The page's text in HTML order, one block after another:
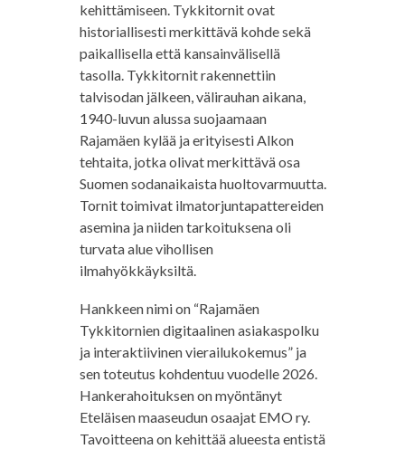
kehittämiseen. Tykkitornit ovat
historiallisesti merkittävä kohde sekä
paikallisella että kansainvälisellä
tasolla. Tykkitornit rakennettiin
talvisodan jälkeen, välirauhan aikana,
1940-luvun alussa suojaamaan
Rajamäen kylää ja erityisesti Alkon
tehtaita, jotka olivat merkittävä osa
Suomen sodanaikaista huoltovarmuutta.
Tornit toimivat ilmatorjuntapattereiden
asemina ja niiden tarkoituksena oli
turvata alue vihollisen
ilmahyökkäyksiltä.
Hankkeen nimi on “Rajamäen
Tykkitornien digitaalinen asiakaspolku
ja interaktiivinen vierailukokemus” ja
sen toteutus kohdentuu vuodelle 2026.
Hankerahoituksen on myöntänyt
Eteläisen maaseudun osaajat EMO ry.
Tavoitteena on kehittää alueesta entistä